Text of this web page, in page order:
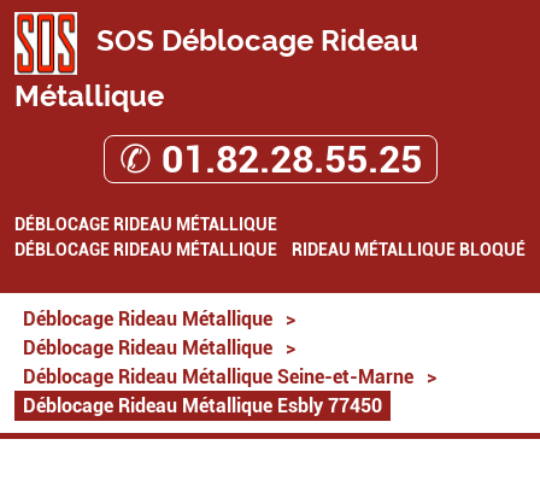
SOS Déblocage Rideau
Métallique
✆ 01.82.28.55.25
DÉBLOCAGE RIDEAU MÉTALLIQUE
DÉBLOCAGE RIDEAU MÉTALLIQUE
RIDEAU MÉTALLIQUE BLOQUÉ
Déblocage Rideau Métallique
>
Déblocage Rideau Métallique
>
Déblocage Rideau Métallique Seine-et-Marne
>
Déblocage Rideau Métallique Esbly 77450